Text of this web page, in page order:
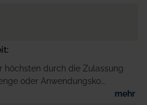
höchsten durch die Zulassung
oder Anwendungsko...
mehr